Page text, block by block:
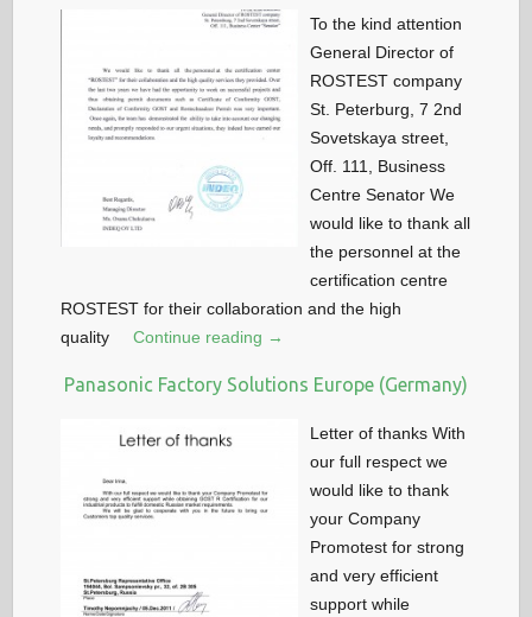
To the kind attention
General Director of
ROSTEST company
St. Peterburg, 7 2nd
Sovetskaya street,
Off. 111, Business
Centre Senator We
would like to thank all
the personnel at the
certification centre
ROSTEST for their collaboration and the high
quality
Continue reading →
Panasonic Factory Solutions Europe (Germany)
Letter of thanks With
our full respect we
would like to thank
your Company
Promotest for strong
and very efficient
support while